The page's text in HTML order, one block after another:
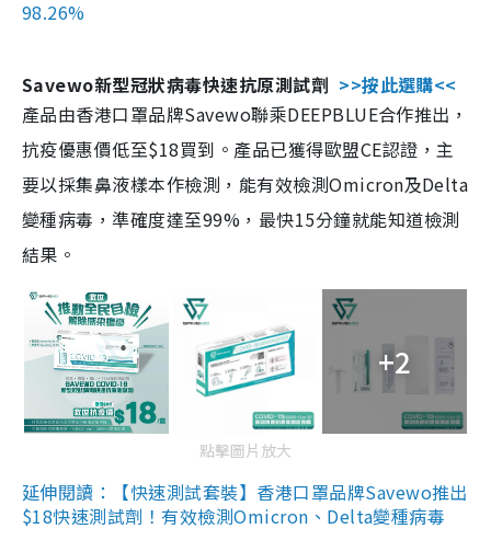
98.26%
Savewo新型冠狀病毒快速抗原測試劑 >>按此選購<<
產品由香港口罩品牌Savewo聯乘DEEPBLUE合作推出，
抗疫優惠價低至$18買到。產品已獲得歐盟CE認證，主
要以採集鼻液樣本作檢測，能有效檢測Omicron及Delta
變種病毒，準確度達至99%，最快15分鐘就能知道檢測
結果。
+2
點擊圖片放大
延伸閱讀：【快速測試套裝】香港口罩品牌Savewo推出
$18快速測試劑！有效檢測Omicron、Delta變種病毒